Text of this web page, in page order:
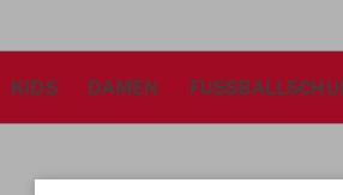
KIDS DAMEN